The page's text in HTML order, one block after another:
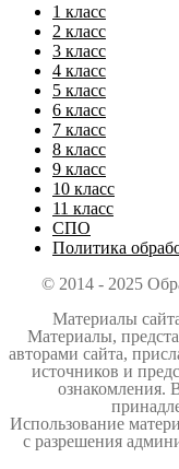
1 класс
2 класс
3 класс
4 класс
5 класс
6 класс
7 класс
8 класс
9 класс
10 класс
11 класс
СПО
Политика
© 2014 - 2025
Материалы
Материалы,
авторами сайта,
источников и
ознакомления.
Использование
с разрешения